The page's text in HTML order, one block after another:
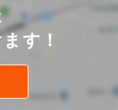
す！